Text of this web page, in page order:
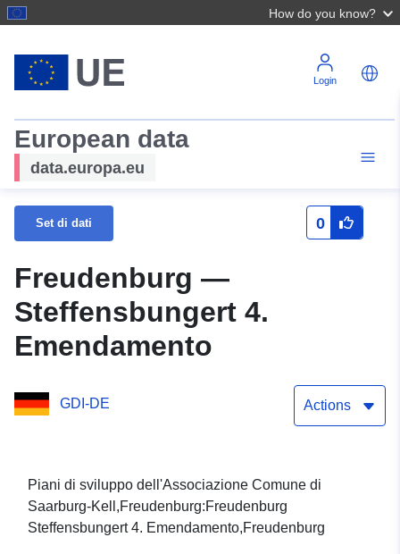
How do you know?
Login
European data
data.europa.eu
Set di dati 0
Freudenburg —
Steffensbungert 4.
Emendamento
GDI-DE Actions
Piani di sviluppo dell'Associazione Comune di
Saarburg-Kell,Freudenburg:Freudenburg
Steffensbungert 4. Emendamento,Freudenburg